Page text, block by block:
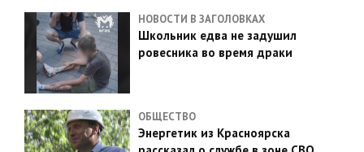
НОВОСТИ В ЗАГОЛОВКАХ
Школьник едва не задушил
ровесника во время драки
ОБЩЕСТВО
Энергетик из Красноярска